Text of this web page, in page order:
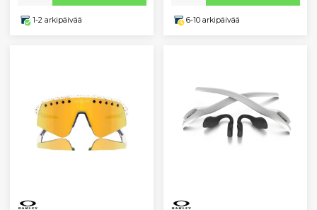
1-2 arkipäivää 6-10 arkipäivää